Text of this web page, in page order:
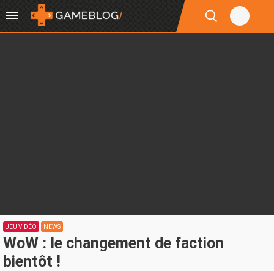
JEU VIDÉO NEWS
WoW : le changement de faction
bientôt !